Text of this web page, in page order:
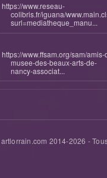
https://www.reseau-
colibris.fr/iguana/
surl=mediatheque_manu...
https://www.ffsam.org/sam/amis-
musee-des-beaux-arts-de-
nancy-associat...
2014-2026 -